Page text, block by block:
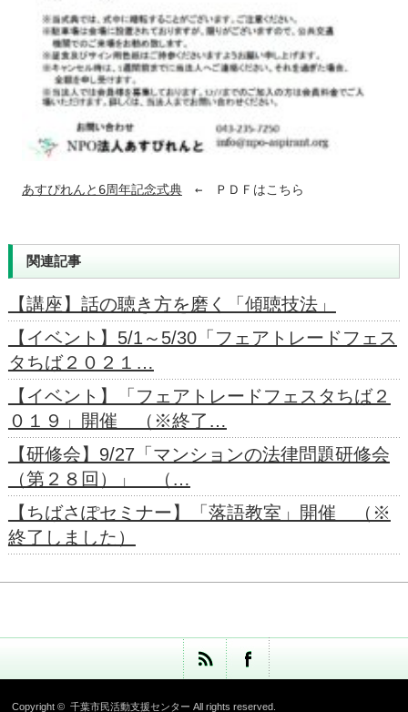
あすぴれんと6周年記念式典 ←　ＰＤＦはこちら
関連記事
【講座】話の聴き方を磨く「傾聴技法」
【イベント】5/1～5/30「フェアトレードフェス
タちば２０２１…
【イベント】「フェアトレードフェスタちば２
０１９」開催 （※終了…
【研修会】9/27「マンションの法律問題研修会
（第２８回）」 （…
【ちばさぽセミナー】「落語教室」開催 （※
終了しました）
Copyright ©千葉市民活動支援センター All rights reserved.